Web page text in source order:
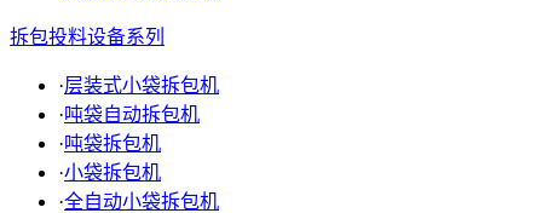
拆包投料设备系列
·层装式小袋拆包机
·吨袋自动拆包机
·吨袋拆包机
·小袋拆包机
·全自动小袋拆包机